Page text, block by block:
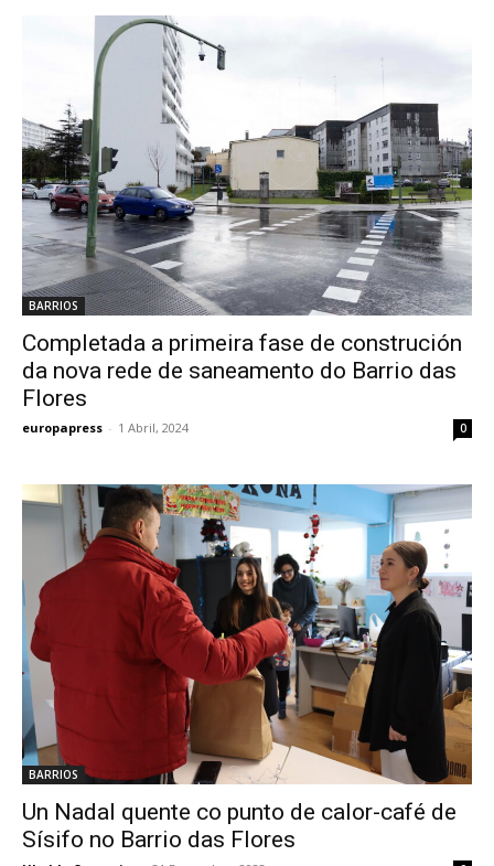
BARRIOS
Completada a primeira fase de construción
da nova rede de saneamento do Barrio das
Flores
europapress - 1 Abril, 2024 0
BARRIOS
Un Nadal quente co punto de calor-café de
Sísifo no Barrio das Flores